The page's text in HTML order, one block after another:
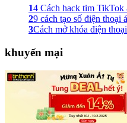
14 Cách hack tim TikTok
29 cách tạo số điện thoại
3Cách mở khóa điện
khuyến mại